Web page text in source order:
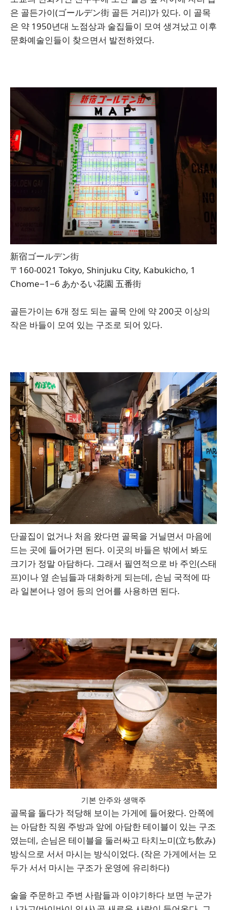
은 골든가이(ゴールデン街 골든 거리)가 있다. 이 골목
은 약 1950년대 노점상과 술집들이 모여 생겨났고 이후
문화예술인들이 찾으면서 발전하였다.
新宿ゴールデン街
〒160-0021 Tokyo, Shinjuku City, Kabukicho, 1
Chome−1−6 あかるい花園 五番街
골든가이는 6개 정도 되는 골목 안에 약 200곳 이상의
작은 바들이 모여 있는 구조로 되어 있다.
단골집이 없거나 처음 왔다면 골목을 거닐면서 마음에
드는 곳에 들어가면 된다. 이곳의 바들은 밖에서 봐도
크기가 정말 아담하다. 그래서 필연적으로 바 주인(스태
프)이나 옆 손님들과 대화하게 되는데, 손님 국적에 따
라 일본어나 영어 등의 언어를 사용하면 된다.
기본 안주와 생맥주
골목을 돌다가 적당해 보이는 가게에 들어왔다. 안쪽에
는 아담한 직원 주방과 앞에 아담한 테이블이 있는 구조
였는데, 손님은 테이블을 둘러싸고 타치노미(立ち飲み)
방식으로 서서 마시는 방식이었다. (작은 가게에서는 모
두가 서서 마시는 구조가 운영에 유리하다)
술을 주문하고 주변 사람들과 이야기하다 보면 누군가